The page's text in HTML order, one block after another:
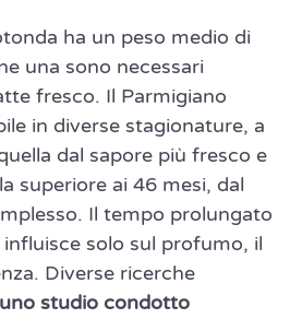
ha un peso medio di
una sono necessari
fresco. Il Parmigiano
in diverse stagionature, a
dal sapore più fresco e
superiore ai 46 mesi, dal
Il tempo prolungato
solo sul profumo, il
Diverse ricerche
uno studio condotto